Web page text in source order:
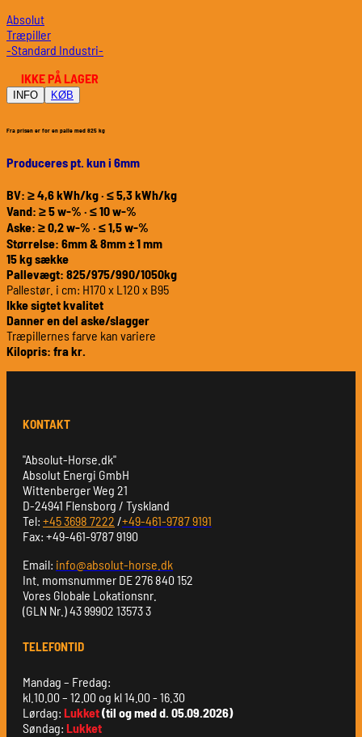
Absolut
Træpiller
-Standard Industri-
IKKE PÅ LAGER
INFO KØB
Fra prisen er for en palle med 825 kg
Produceres pt. kun i 6mm
BV: ≥ 4,6 kWh/kg · ≤ 5,3 kWh/kg
Vand: ≥ 5 w-% · ≤ 10 w-%
Aske: ≥ 0,2 w-% · ≤ 1,5 w-%
Størrelse: 6mm & 8mm ± 1 mm
15 kg sække
Pallevægt: 825/975/990/1050kg
Pallestør. i cm: H170 x L120 x B95
Ikke sigtet kvalitet
Danner en del aske/slagger
Træpillernes farve kan variere
Kilopris: fra kr.
KONTAKT
"Absolut-Horse.dk"
Absolut Energi GmbH
Wittenberger Weg 21
D-24941 Flensborg / Tyskland
Tel: +45 3698 7222 /+49-461-9787 9191
Fax: +49-461-9787 9190
Email: info@absolut-horse.dk
Int. momsnummer DE 276 840 152
Vores Globale Lokationsnr.
(GLN Nr.) 43 99902 13573 3
TELEFONTID
Mandag – Fredag:
kl.10.00 – 12.00 og kl 14.00 - 16.30
Lørdag: Lukket(til og med d. 05.09.2026)
Søndag: Lukket